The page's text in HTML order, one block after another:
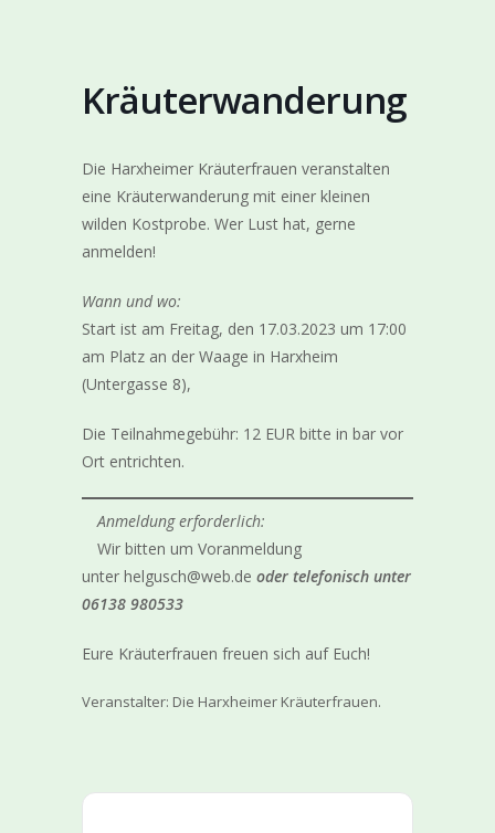
Kräuterwanderung
Die Harxheimer Kräuterfrauen veranstalten
eine Kräuterwanderung mit einer kleinen
wilden Kostprobe. Wer Lust hat, gerne
anmelden!
Wann und wo:
Start ist am Freitag, den 17.03.2023 um 17:00
am Platz an der Waage in Harxheim
(Untergasse 8),
Die Teilnahmegebühr: 12 EUR bitte in bar vor
Ort entrichten.
Anmeldung erforderlich:
Wir bitten um Voranmeldung
unter helgusch@web.de oder telefonisch unter
06138 980533
Eure Kräuterfrauen freuen sich auf Euch!
Veranstalter: Die Harxheimer Kräuterfrauen.